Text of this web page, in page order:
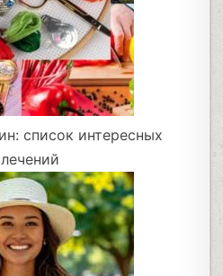
список интересных